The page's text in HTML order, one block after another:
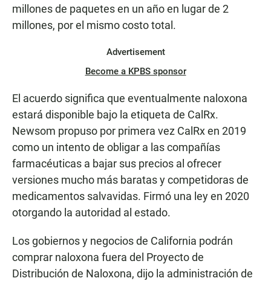
millones de paquetes en un año en lugar de 2
millones, por el mismo costo total.
Advertisement
Become a KPBS sponsor
El acuerdo significa que eventualmente naloxona
estará disponible bajo la etiqueta de CalRx.
Newsom propuso por primera vez CalRx en 2019
como un intento de obligar a las compañías
farmacéuticas a bajar sus precios al ofrecer
versiones mucho más baratas y competidoras de
medicamentos salvavidas. Firmó una ley en 2020
otorgando la autoridad al estado.
Los gobiernos y negocios de California podrán
comprar naloxona fuera del Proyecto de
Distribución de Naloxona, dijo la administración de